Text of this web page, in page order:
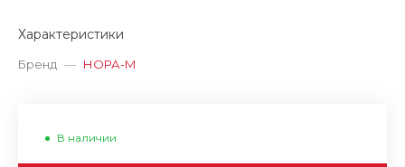
Характеристики
Бренд — НОРА-М
В наличии